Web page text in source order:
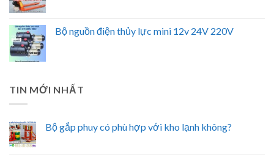
Bộ nguồn điện thủy lực mini 12v 24V 220V
TIN MỚI NHẤT
Bộ gắp phuy có phù hợp với kho lạnh không?